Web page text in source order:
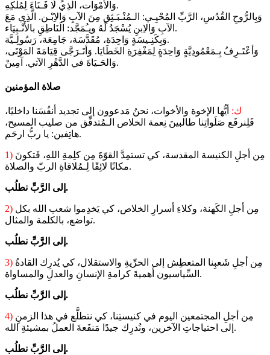
وَالأمْوَات، الَّذِي لَا فَـنَاءَ لِمُلْكِهِ.
وَبِالرُّوحِ القُدُسِ، الرَّبِّ المُحْيِـي: الـمُنْـبَـثِقِ مِنَ الآبِ وَالاِبْـن. الَّذِي مَعَ
الآبِ وَالاِبنِ يُسْجَدُ لَهُ ويـُمَجَّد: الَنَاطِقِ بالأَنْـبِيَاء.
وَبِكَنِـيسَةٍ وَاحِدَة، مُقَدَّسَة، جَامِعَة، رَسُولِـيَّة.
وَأعْتَـرِفُ بِـمَعْمُودِيَّةٍ وَاحِدَةٍ لِمَغْفِرَةِ الخَطَايَا. وَأتَـرَجَّى قِيَامَةَ المَوْتَى،
وَالحَـيَاةَ في الدَّهْرِ الآتي. آمِينْ.
صلاة المؤمنين
ك: أيُّها الإخوة والأخوات، نحنُ مَدعوون إلى تجديد أنفُسَنا داخليًا،
فَلِنرفَع صَلَواتِنا طالبينَ نِعمة الخلاص الـمُتدفِّق من صليب المسيح،
هاتِفين: يا ربُّ ارحَم.
1)
مكانًا لائِقًا لِـمُلاقاةِ الربّ والصلاة.
إلى الرَّبِّ نطلُب.
2)
تواضع، بالكلمة والمثال.
إلى الرَّبِّ نطلُب.
3)
السِّياسيون أهميةَ كرامةِ الإنسانِ والعدلِ والمساواة.
إلى الرَّبِّ نطلُب.
4)
إلى احتياجاتِ الآخرين، ونُدرِك جيدًا مَنفَعةَ العملُ بمشيئةِ الله.
إلى الرَّبِّ نطلُب.